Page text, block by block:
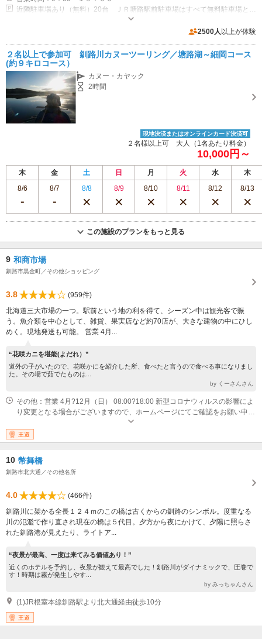
2500人 以上が体験
２名以上で参加可 釧路川カヌーツーリング／塘路湖～細岡コース
(約９キロコース）
カヌー・カヤック
2時間
現地決済またはオンラインカード決済可
２名様以上可 大人（1名あたり料金）
10,000円～
木 金 土 日 月 火 水
木
8/6
8/7 8/8 8/9 8/10 8/11 8/12 8/13
この施設のプランをもっと見る
9 和商市場
釧路市黒金町／その他ショッピング
3.8
(959件)
北海道三大市場の一つ。駅前という地の利を得て、シーズン中は観光客で賑
う。魚介類を中心として、雑貨、果実店など約70店が、大きな建物の中にひし
めく。現地発送も可能。 営業 4月...
“花咲カニを堪能(よだれ）”
道外の子がいたので、花咲かにを紹介した所、食べたと言うので食べる事になりまし
た。その場で茹でたものは...
by くーさんさん
その他：営業 4月?12月（日） 08:00?18:00 新型コロナウィルスの影響によ
り変更となる場合がございますので、ホームページにてご確認をお願い申し
上げます。 営業 1月?3月（日） 08:00?17:00 新型コロナウィルスの影響に
より変更となる場合がございますので、ホームページにてご確認をお願い申
し上げます。
王道
10 幣舞橋
釧路市北大通／その他名所
4.0
(466件)
釧路川に架かる全長１２４ｍのこの橋は古くからの釧路のシンボル。度重なる
川の氾濫で作り直され現在の橋は５代目。夕方から夜にかけて、夕陽に照らさ
れた釧路港が見えたり、ライトア...
“夜景が最高、一度は来てみる価値あり！”
近くのホテルを予約し、夜景が観えて最高でした！釧路川がダイナミックで、圧巻で
す！時期は霧が発生しやす...
by みっちゃんさん
(1)JR根室本線釧路駅より北大通経由徒歩10分
王道